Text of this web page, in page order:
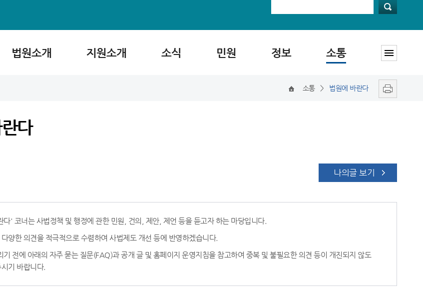
법원소개 지원소개 소식 민원 정보 소통
소통 > 법원에 바란다
다
나의글 보기
다' 코너는 사법정책 및 행정에 관한 민원, 건의, 제안, 제언 등을 듣고자 하는 마당입니다.
양한 의견을 적극적으로 수렴하여 사법제도 개선 등에 반영하겠습니다.
기 전에 아래의 자주 묻는 질문(FAQ)과 공개 글 및 홈페이지 운영지침을 참고하여 중복 및 불필요한 의견 등이 개진되지 않도
기 바랍니다.